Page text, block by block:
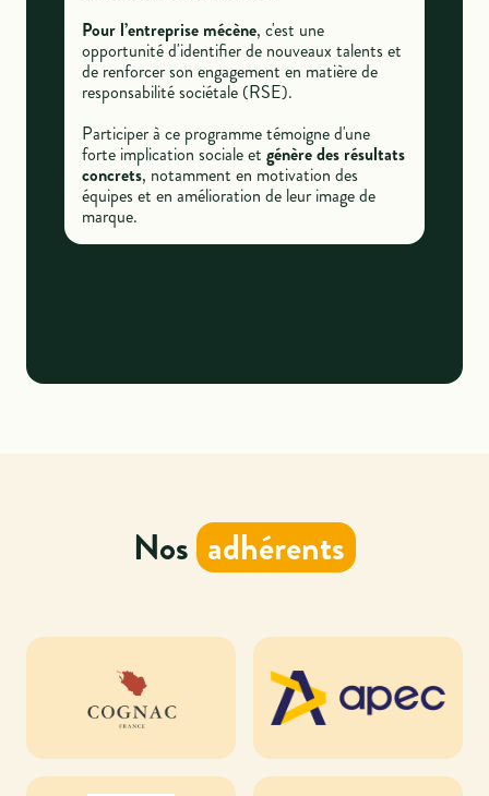
Pour l’entreprise mécène, c'est une
opportunité d'identifier de nouveaux talents et
de renforcer son engagement en matière de
responsabilité sociétale (RSE).
Participer à ce programme témoigne d'une
forte implication sociale et génère des résultats
concrets, notamment en motivation des
équipes et en amélioration de leur image de
marque.
Nos adhérents